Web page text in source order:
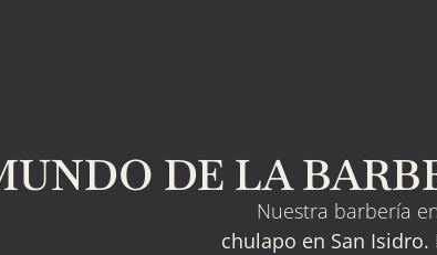
DE LA
Nuestra barbería
chulapo en San Isidro.